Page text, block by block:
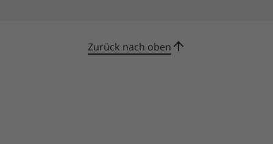
Zurück nach oben